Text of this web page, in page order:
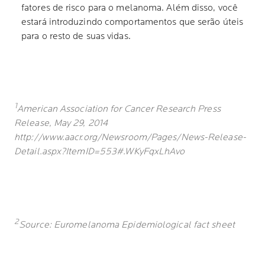
fatores de risco para o melanoma. Além disso, você
estará introduzindo comportamentos que serão úteis
para o resto de suas vidas.
1American Association for Cancer Research Press
Release, May 29, 2014
http://www.aacr.org/Newsroom/Pages/News-Release-
Detail.aspx?ItemID=553#.WKyFqxLhAvo
2Source: Euromelanoma Epidemiological fact sheet